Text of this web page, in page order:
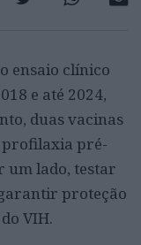
ensaio clínico
e até 2024,
duas vacinas
profilaxia pré-
um lado, testar
proteção
VIH.